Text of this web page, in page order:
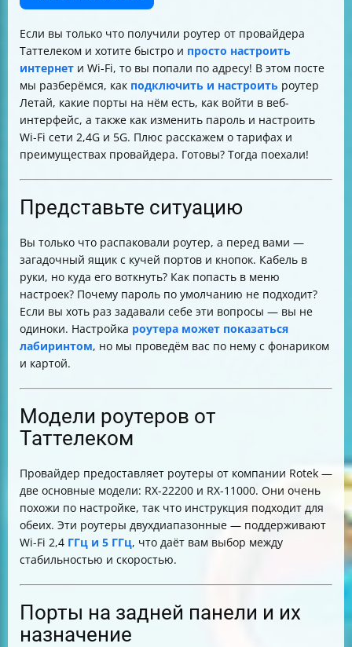
Автоматическая настройка интернета
Настройка Wi-Fi 2,4G и 5G
Как изменить имя и пароль Wi-Fi
Настройка канала связи для улучшения Wi-Fi
Как настроить IPTV на роутере
Как открыть порт на роутере
Как изменить пароль веб-интерфейса роутера
Тарифы и преимущества Таттелеком
Преимущества Wi-Fi роутера Летай Таттелеком
Почему стоит выбрать Таттелеком
Итог
Если вы только что получили роутер от провайдера
Таттелеком и хотите быстро и просто настроить
интернет и Wi-Fi, то вы попали по адресу! В этом посте
мы разберёмся, как подключить и настроить роутер
Летай, какие порты на нём есть, как войти в веб-
интерфейс, а также как изменить пароль и настроить
Wi-Fi сети 2,4G и 5G. Плюс расскажем о тарифах и
преимуществах провайдера. Готовы? Тогда поехали!
Представьте ситуацию
Вы только что распаковали роутер, а перед вами —
загадочный ящик с кучей портов и кнопок. Кабель в
руки, но куда его воткнуть? Как попасть в меню
настроек? Почему пароль по умолчанию не подходит?
Если вы хоть раз задавали себе эти вопросы — вы не
одиноки. Настройка роутера может показаться
лабиринтом, но мы проведём вас по нему с фонариком
и картой.
Модели роутеров от
Таттелеком
Провайдер предоставляет роутеры от компании Rotek —
две основные модели: RX-22200 и RX-11000. Они очень
похожи по настройке, так что инструкция подходит для
обеих. Эти роутеры двухдиапазонные — поддерживают
Wi-Fi 2,4 ГГц и 5 ГГц, что даёт вам выбор между
стабильностью и скоростью.
Порты на задней панели и их
назначение